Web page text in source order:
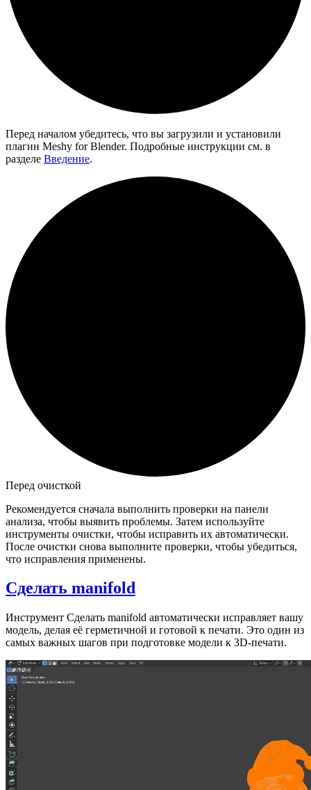
Перед началом убедитесь, что вы загрузили и установили
плагин Meshy for Blender. Подробные инструкции см. в
разделе Введение.
Перед очисткой
Рекомендуется сначала выполнить проверки на панели
анализа, чтобы выявить проблемы. Затем используйте
инструменты очистки, чтобы исправить их автоматически.
После очистки снова выполните проверки, чтобы убедиться,
что исправления применены.
Сделать manifold
Инструмент Сделать manifold автоматически исправляет вашу
модель, делая её герметичной и готовой к печати. Это один из
самых важных шагов при подготовке модели к 3D-печати.